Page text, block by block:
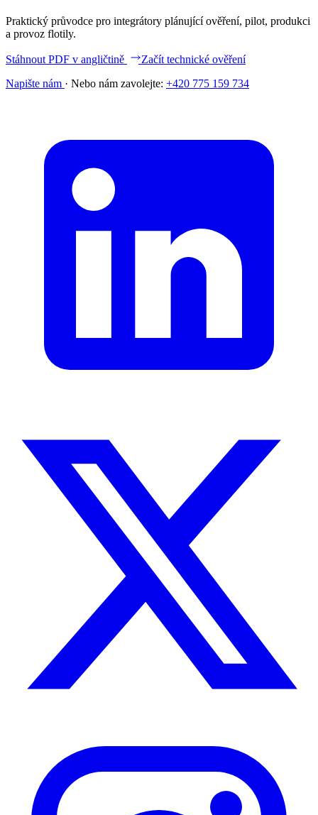
Praktický průvodce pro integrátory plánující ověření, pilot, produkci
a provoz flotily.
Stáhnout PDF v angličtině
Začít technické ověření
Napište nám · Nebo nám zavolejte: +420 775 159 734